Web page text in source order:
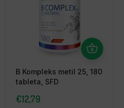
B Kompleks metil 25, 180
tableta, SFD
€12,79